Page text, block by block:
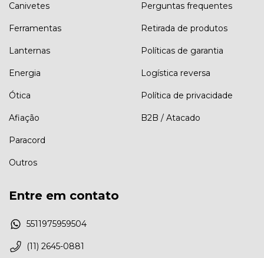
Canivetes
Ferramentas
Lanternas
Energia
Ótica
Afiação
Paracord
Outros
Perguntas frequentes
Retirada de produtos
Políticas de garantia
Logística reversa
Política de privacidade
B2B / Atacado
Entre em contato
5511975959504
(11) 2645-0881